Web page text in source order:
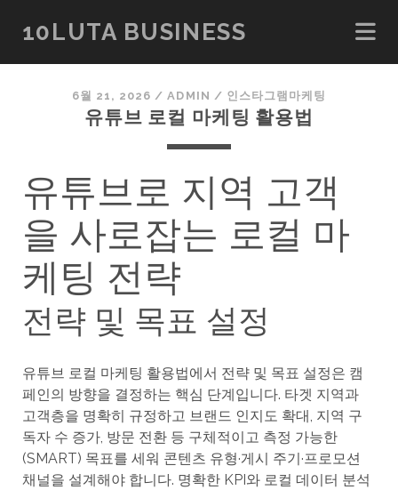
10LUTA BUSINESS
6월 21, 2026 /ADMIN / 인스타그램마케팅
유튜브 로컬 마케팅 활용법
유튜브로 지역 고객
을 사로잡는 로컬 마
케팅 전략
전략 및 목표 설정
유튜브 로컬 마케팅 활용법에서 전략 및 목표 설정은 캠
페인의 방향을 결정하는 핵심 단계입니다. 타겟 지역과
고객층을 명확히 규정하고 브랜드 인지도 확대, 지역 구
독자 수 증가, 방문 전환 등 구체적이고 측정 가능한
(SMART) 목표를 세워 콘텐츠 유형·게시 주기·프로모션
채널을 설계해야 합니다. 명확한 KPI와 로컬 데이터 분석